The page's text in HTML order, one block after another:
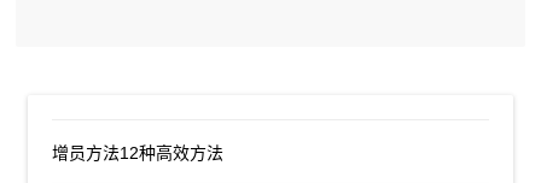
增员方法12种高效方法